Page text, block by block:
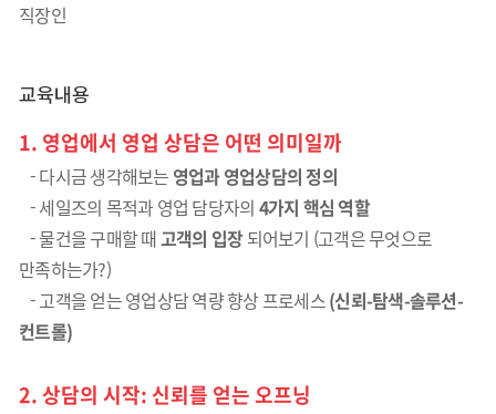
직장인
교육내용
1. 영업에서 영업 상담은 어떤 의미일까
-다시금 생각해보는 영업과 영업상담의 정의
-세일즈의 목적과 영업 담당자의 4가지 핵심 역할
-물건을 구매할 때고객의 입장되어보기 (고객은 무엇으로
만족하는가?)
-고객을 얻는 영업상담 역량 향상 프로세스(신뢰-탐색-솔루션-
컨트롤)
2.상담의 시작: 신뢰를 얻는 오프닝